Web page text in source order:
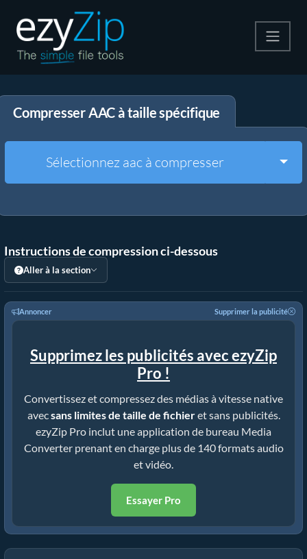
Décompresser
Autres outils
Compresser AAC à taille spécifique
Sélectionnez aac à compresser
Instructions de compression ci-dessous
Aller à la section
Annoncer Supprimer la publicité
Supprimez les publicités avec ezyZip
Pro !
Convertissez et compressez des médias à vitesse native
avecsans limites de taille de fichieret sans publicités.
ezyZip Pro inclut une application de bureau Media
Converter prenant en charge plus de 140 formats audio
et vidéo.
Essayer Pro